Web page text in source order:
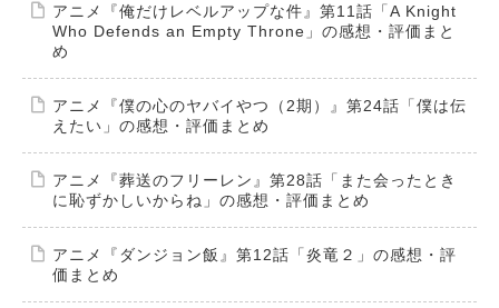
アニメ『俺だけレベルアップな件』第11話「A Knight
Who Defends an Empty Throne」の感想・評価まと
め
アニメ『僕の心のヤバイやつ（2期）』第24話「僕は伝
えたい」の感想・評価まとめ
アニメ『葬送のフリーレン』第28話「また会ったとき
に恥ずかしいからね」の感想・評価まとめ
アニメ『ダンジョン飯』第12話「炎竜２」の感想・評
価まとめ